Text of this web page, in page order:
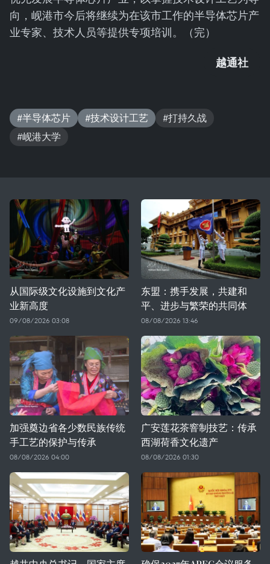
向，岘港市今后将继续为在该市工作的半导体芯片产
业专家、技术人员等提供专项培训。（完）
越通社
#半导体芯片 #技术设计工艺
#打持久战
#岘港大学
从国际级文化设施到文化产
业新高度
09/08/2026 03:08
东盟：携手发展，共建和
平、进步与繁荣的共同体
08/08/2026 13:46
加强奠边省各少数民族传统
手工艺的保护与传承
08/08/2026 04:00
广安莲花茶窨制技艺：传承
西湖荷香文化遗产
08/08/2026 01:30